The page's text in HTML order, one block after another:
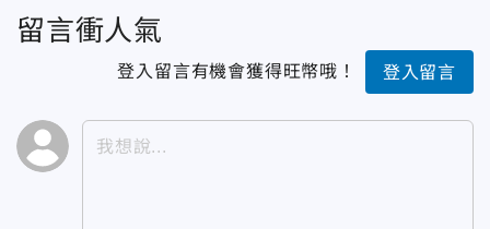
留言衝人氣
登入留言有機會獲得旺幣哦！ 登入留言